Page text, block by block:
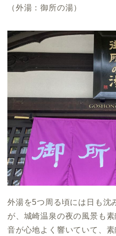
（外湯：御所の湯）
外湯を5つ周る頃には日も沈
が、城崎温泉の夜の風景も
音が心地よく響いていて、